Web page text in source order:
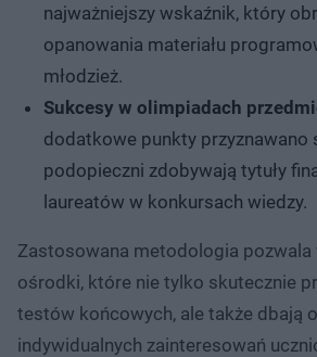
najważniejszy wskaźnik, który
opanowania materiału
młodzież.
Sukcesy w olimpiadach
dodatkowe punkty przyznawano
podopieczni zdobywają tytuły
laureatów w konkursach wiedzy.
Zastosowana metodologia pozwala
ośrodki, które nie tylko skutecznie
testów końcowych, ale także dbają
indywidualnych zainteresowań